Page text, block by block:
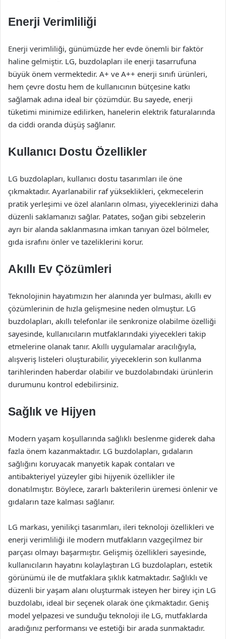
Enerji Verimliliği
Enerji verimliliği, günümüzde her evde önemli bir faktör
haline gelmiştir. LG, buzdolapları ile enerji tasarrufuna
büyük önem vermektedir. A+ ve A++ enerji sınıfı ürünleri,
hem çevre dostu hem de kullanıcının bütçesine katkı
sağlamak adına ideal bir çözümdür. Bu sayede, enerji
tüketimi minimize edilirken, hanelerin elektrik faturalarında
da ciddi oranda düşüş sağlanır.
Kullanıcı Dostu Özellikler
LG buzdolapları, kullanıcı dostu tasarımları ile öne
çıkmaktadır. Ayarlanabilir raf yükseklikleri, çekmecelerin
pratik yerleşimi ve özel alanların olması, yiyeceklerinizi daha
düzenli saklamanızı sağlar. Patates, soğan gibi sebzelerin
ayrı bir alanda saklanmasına imkan tanıyan özel bölmeler,
gıda israfını önler ve tazeliklerini korur.
Akıllı Ev Çözümleri
Teknolojinin hayatımızın her alanında yer bulması, akıllı ev
çözümlerinin de hızla gelişmesine neden olmuştur. LG
buzdolapları, akıllı telefonlar ile senkronize olabilme özelliği
sayesinde, kullanıcıların mutfaklarındaki yiyecekleri takip
etmelerine olanak tanır. Akıllı uygulamalar aracılığıyla,
alışveriş listeleri oluşturabilir, yiyeceklerin son kullanma
tarihlerinden haberdar olabilir ve buzdolabındaki ürünlerin
durumunu kontrol edebilirsiniz.
Sağlık ve Hijyen
Modern yaşam koşullarında sağlıklı beslenme giderek daha
fazla önem kazanmaktadır. LG buzdolapları, gıdaların
sağlığını koruyacak manyetik kapak contaları ve
antibakteriyel yüzeyler gibi hijyenik özellikler ile
donatılmıştır. Böylece, zararlı bakterilerin üremesi önlenir ve
gıdaların taze kalması sağlanır.
LG markası, yenilikçi tasarımları, ileri teknoloji özellikleri ve
enerji verimliliği ile modern mutfakların vazgeçilmez bir
parçası olmayı başarmıştır. Gelişmiş özellikleri sayesinde,
kullanıcıların hayatını kolaylaştıran LG buzdolapları, estetik
görünümü ile de mutfaklara şıklık katmaktadır. Sağlıklı ve
düzenli bir yaşam alanı oluşturmak isteyen her birey için LG
buzdolabı, ideal bir seçenek olarak öne çıkmaktadır. Geniş
model yelpazesi ve sunduğu teknoloji ile LG, mutfaklarda
aradığınız performansı ve estetiği bir arada sunmaktadır.